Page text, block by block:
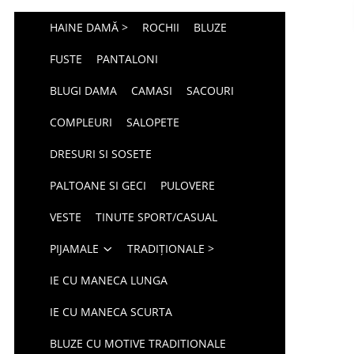
HAINE DAMĂ > ROCHII BLUZE
FUSTE PANTALONI
BLUGI DAMA CAMASI SACOURI
COMPLEURI SALOPETE
DRESURI SI SOSETE
PALTOANE SI GECI PULOVERE
VESTE TINUTE SPORT/CASUAL
PIJAMALE TRADIȚIONALE >
IE CU MANECA LUNGA
IE CU MANECA SCURTA
BLUZE CU MOTIVE TRADITIONALE